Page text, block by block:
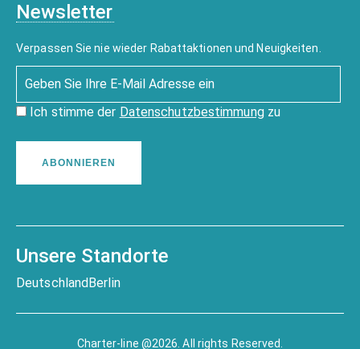
Newsletter
Verpassen Sie nie wieder Rabattaktionen und Neuigkeiten.
Ich stimme der Datenschutzbestimmungzu
ABONNIEREN
Unsere Standorte
Deutschland Berlin
Charter-line @2026. All rights Reserved.